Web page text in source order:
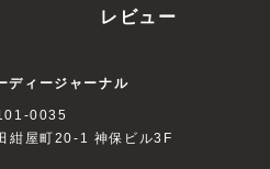
レビュー
ディージャーナル
0035
紺屋町20-1 神保ビル3F